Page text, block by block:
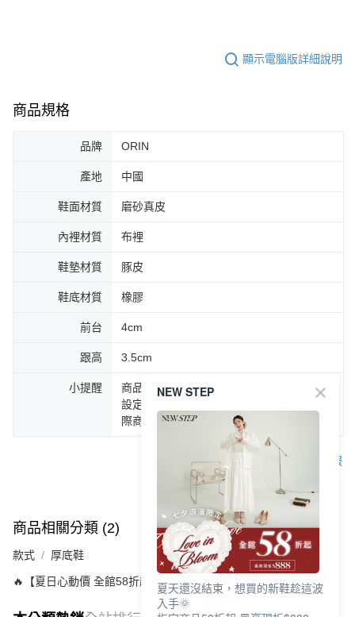
顯示電腦版詳細說明
商品規格
品牌 ORIN
產地 中國
鞋面材質 磨砂真皮
內裡材質 布裡
鞋墊材質 豚皮
鞋底材質 橡膠
前台 4cm
跟高 3.5cm
小提醒
商品圖片顏色會因拍攝燈光環境或個人螢幕
設定不同，而造成部份色差現象，顏色以實
際商品為主。
客服
商品相關分類 (2)
款式 厚底鞋
🔥【夏日心動價 全館58折起 】
NEW STEP
夏天還沒結束，想買的新鞋趁這波
入手🌞